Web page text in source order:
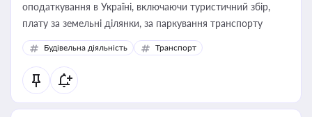
оподаткування в Україні, включаючи туристичний збір,
плату за земельні ділянки, за паркування транспорту
Будівельна діяльність Транспорт